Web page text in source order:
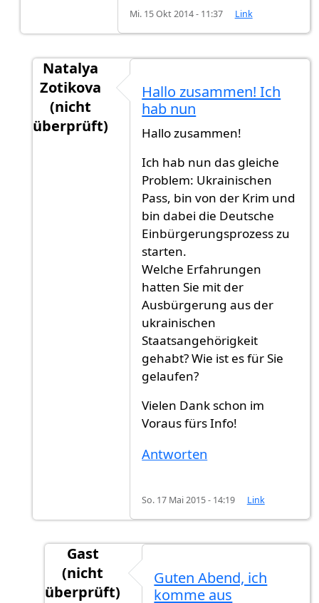
Mi. 15 Okt 2014 - 11:37 Link
Natalya
Zotikova
(nicht
überprüft)
Hallo zusammen! Ich
hab nun
Hallo zusammen!
Ich hab nun das gleiche
Problem: Ukrainischen
Pass, bin von der Krim und
bin dabei die Deutsche
Einbürgerungsprozess zu
starten.
Welche Erfahrungen
hatten Sie mit der
Ausbürgerung aus der
ukrainischen
Staatsangehörigkeit
gehabt? Wie ist es für Sie
gelaufen?
Vielen Dank schon im
Voraus fürs Info!
Antworten
So. 17 Mai 2015 - 14:19 Link
Gast
(nicht
überprüft)
Guten Abend, ich
komme aus